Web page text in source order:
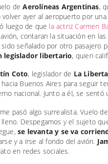
la
entrada
deAerolíneas Argentinas,
volver ayer al aeropuerto por una
luego de que la actriz Carmen
contaran la situación en
sido señalado por otro pasajero
legislador libertario, quien
Coto, legislador de La
Buenos Aires para seguir
nacional. Junto a él, se
pasó algo surrealista. Vuelo
lleno. Despegamos y el sujeto
se levanta y se va
y a irse al fondo del avión.
en redes sociales.